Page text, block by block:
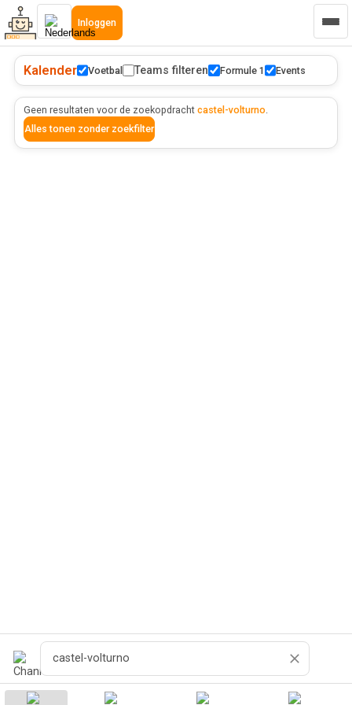
Inloggen
Kalender Voetbal Teams filteren Formule 1 Events
Geen resultaten voor de zoekopdracht castel-volturno.
Alles tonen zonder zoekfilter
Zoeken